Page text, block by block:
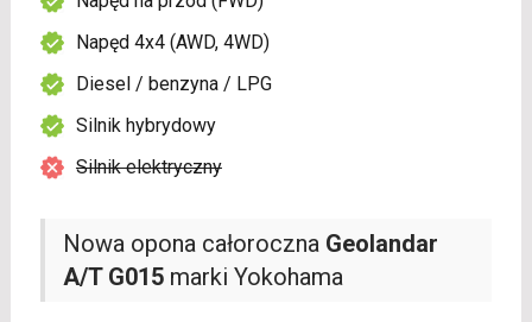
Nowa opona całoroczna Geolandar
A/T G015marki Yokohama
Napęd 4x4 (AWD, 4WD)
Diesel / benzyna / LPG
Silnik hybrydowy
Silnik elektryczny